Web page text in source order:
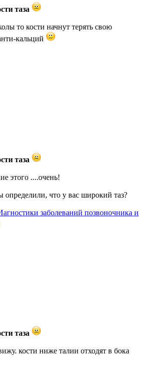
таза
то кости начнут терять свою
кальций
таза
этого ....очень!
определили, что у вас широкий таз?
заболеваний позвоночника и
таза
кости ниже талии отходят в бока